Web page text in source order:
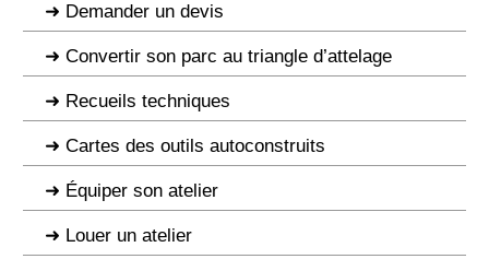
Demander un devis
Convertir son parc au triangle d’attelage
Recueils techniques
Cartes des outils autoconstruits
Équiper son atelier
Louer un atelier